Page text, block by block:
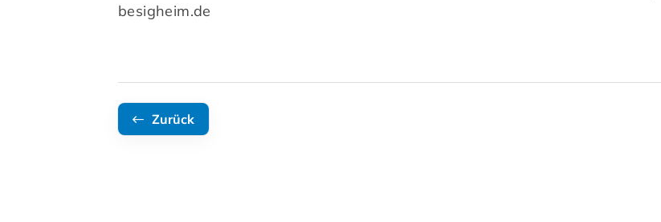
besigheim.de
Zurück